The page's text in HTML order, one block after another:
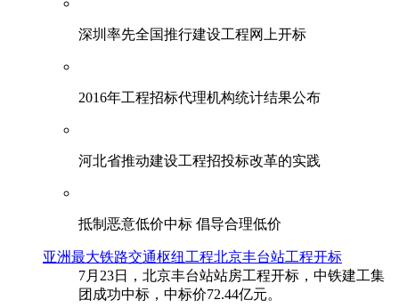
深圳率先全国推行建设工程网上开标
2016年工程招标代理机构统计结果公布
河北省推动建设工程招投标改革的实践
抵制恶意低价中标 倡导合理低价
亚洲最大铁路交通枢纽工程北京丰台站工程开标
7月23日，北京丰台站站房工程开标，中铁建工集
团成功中标，中标价72.44亿元。